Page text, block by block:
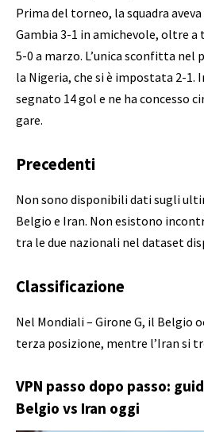
Prima del torneo, la squadra
Gambia 3-1 in amichevole, oltre a
5-0 a marzo. L’unica sconfitta nel
la Nigeria, che si è impostata 2-1.
segnato 14 gol e ne ha concesso
gare.
Precedenti
Non sono disponibili dati sugli
Belgio e Iran. Non esistono
tra le due nazionali nel dataset
Classificazione
Nel Mondiali – Girone G, il Belgio
terza posizione, mentre l’Iran si
VPN passo dopo passo:
Belgio vs Iran oggi